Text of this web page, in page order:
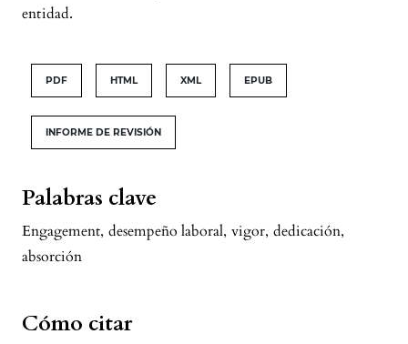
Palabras clave
Engagement, desempeño laboral, vigor, dedicación,
absorción
Cómo citar
entidad.
PDF HTML XML EPUB
INFORME DE REVISIÓN